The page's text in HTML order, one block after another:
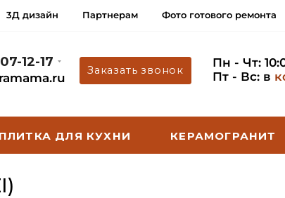
3Д дизайн Партнерам Фото готового ремонта
12-17
Заказать звонок
Пн - Чт:
Пт - Вс: в
ПЛИТКА ДЛЯ КУХНИ КЕРАМОГРАНИТ